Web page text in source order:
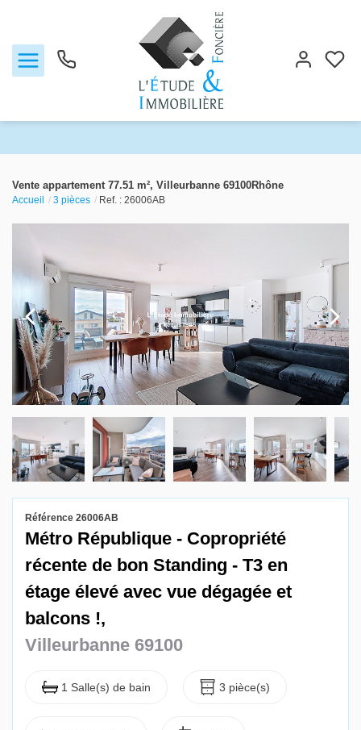
Biens vendus
Locations
Estimation
Gestion locative
Vente appartement 77.51 m², Villeurbanne 69100Rhône
Accueil 3 pièces Ref. : 26006AB
Référence 26006AB
Métro République - Copropriété
récente de bon Standing - T3 en
étage élevé avec vue dégagée et
balcons !,
Villeurbanne 69100
1 Salle(s) de bain 3 pièce(s)